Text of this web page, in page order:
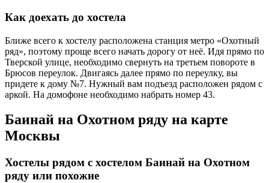
Как доехать до хостела
Ближе всего к хостелу расположена станция метро «Охотный
ряд», поэтому проще всего начать дорогу от неё. Идя прямо по
Тверской улице, необходимо свернуть на третьем повороте в
Брюсов переулок. Двигаясь далее прямо по переулку, вы
придете к дому №7. Нужный вам подъезд расположен рядом с
аркой. На домофоне необходимо набрать номер 43.
Баинай на Охотном ряду на карте
Москвы
Хостелы рядом с хостелом Баинай на Охотном
ряду или похожие